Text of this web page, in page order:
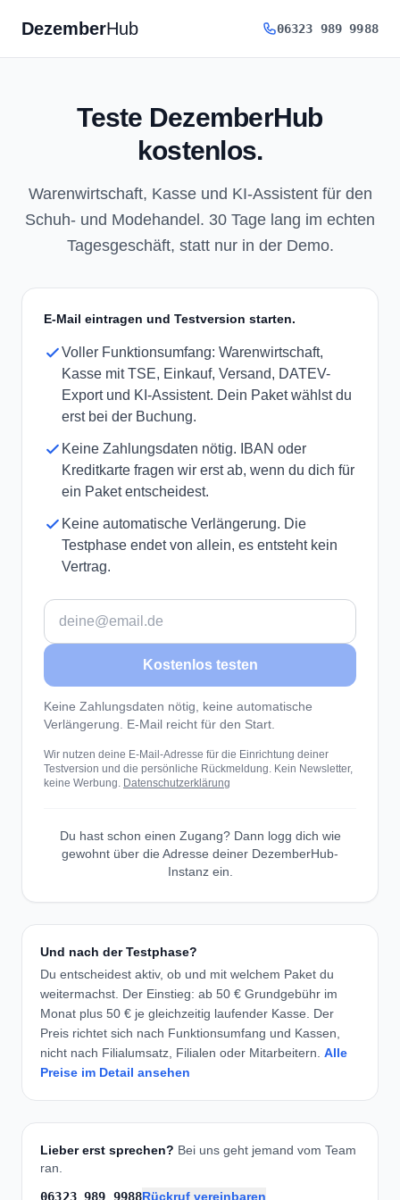
DezemberHub 06323 989 9988
Teste DezemberHub
kostenlos.
Warenwirtschaft, Kasse und KI-Assistent für den
Schuh- und Modehandel. 30 Tage lang im echten
Tagesgeschäft, statt nur in der Demo.
E-Mail eintragen und Testversion starten.
Voller Funktionsumfang: Warenwirtschaft,
Kasse mit TSE, Einkauf, Versand, DATEV-
Export und KI-Assistent. Dein Paket wählst du
erst bei der Buchung.
Keine Zahlungsdaten nötig. IBAN oder
Kreditkarte fragen wir erst ab, wenn du dich für
ein Paket entscheidest.
Keine automatische Verlängerung. Die
Testphase endet von allein, es entsteht kein
Vertrag.
E-Mail-Adresse
Kostenlos testen
Keine Zahlungsdaten nötig, keine automatische
Verlängerung. E-Mail reicht für den Start.
Wir nutzen deine E-Mail-Adresse für die Einrichtung deiner
Testversion und die persönliche Rückmeldung. Kein Newsletter,
keine Werbung. Datenschutzerklärung
Du hast schon einen Zugang? Dann logg dich wie
gewohnt über die Adresse deiner DezemberHub-
Instanz ein.
Und nach der Testphase?
Du entscheidest aktiv, ob und mit welchem Paket du
weitermachst. Der Einstieg: ab 50 € Grundgebühr im
Monat plus 50 € je gleichzeitig laufender Kasse. Der
Preis richtet sich nach Funktionsumfang und Kassen,
nicht nach Filialumsatz, Filialen oder Mitarbeitern. Alle
Preise im Detail ansehen
Lieber erst sprechen? Bei uns geht jemand vom Team
ran.
06323 989 9988Rückruf vereinbaren